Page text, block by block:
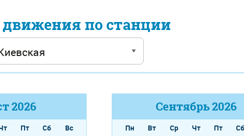
по станции
2026
Пт Сб
Вс
Сентябрь2026
Пн Вт Ср Чт Пт Сб